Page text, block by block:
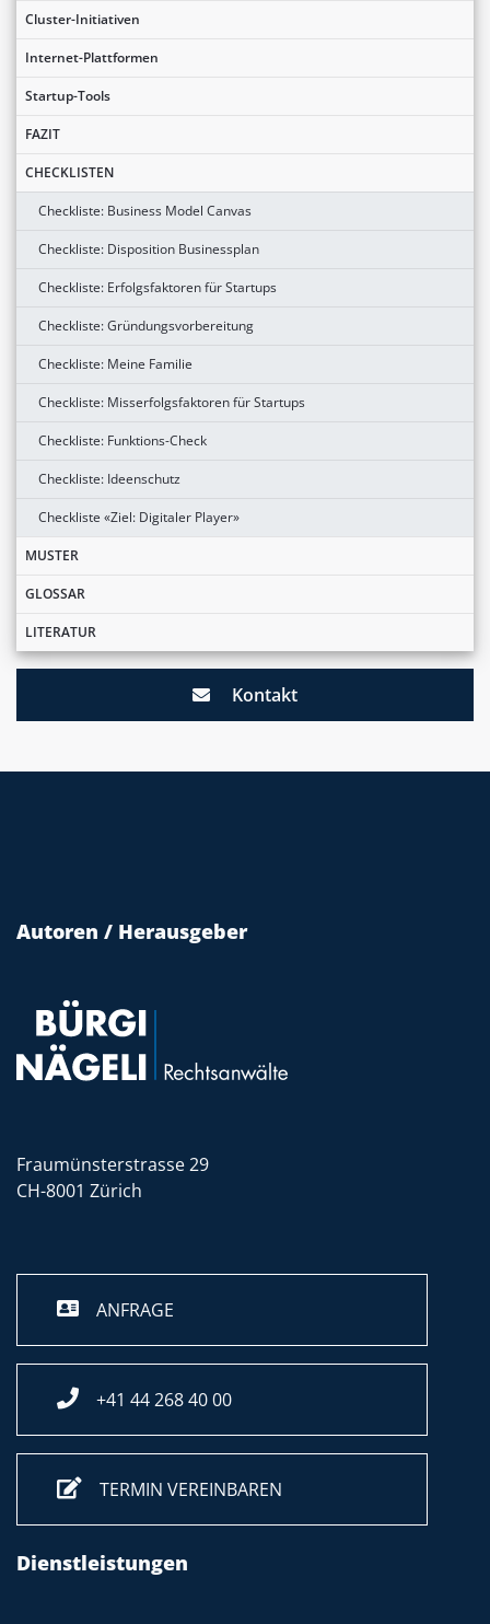
Cluster-Initiativen
Internet-Plattformen
Startup-Tools
FAZIT
CHECKLISTEN
Checkliste: Business Model Canvas
Checkliste: Disposition Businessplan
Checkliste: Erfolgsfaktoren für Startups
Checkliste: Gründungsvorbereitung
Checkliste: Meine Familie
Checkliste: Misserfolgsfaktoren für Startups
Checkliste: Funktions-Check
Checkliste: Ideenschutz
Checkliste «Ziel: Digitaler Player»
MUSTER
GLOSSAR
LITERATUR
Kontakt
Autoren / Herausgeber
Fraumünsterstrasse 29
CH-8001 Zürich
ANFRAGE
+41 44 268 40 00
TERMIN VEREINBAREN
Dienstleistungen